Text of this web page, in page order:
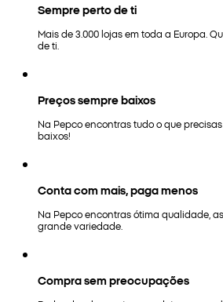
Sempre perto de ti
Mais de 3.000 lojas em toda a Europa.
de ti.
Preços sempre baixos
Na Pepco encontras tudo o que
baixos!
Conta com mais, paga menos
Na Pepco encontras ótima qualidade,
grande variedade.
Compra sem preocupações